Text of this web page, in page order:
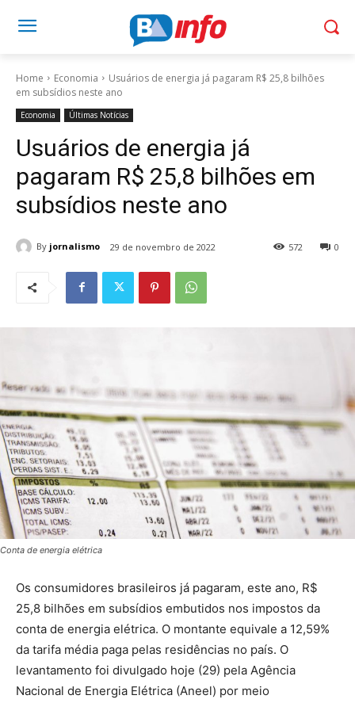
Home Economia
Usuários de energia já pagaram R$ 25,8 bilhões
em subsídios neste ano
Economia Últimas Notícias
Usuários de energia já
pagaram R$ 25,8 bilhões em
subsídios neste ano
By jornalismo 29 de novembro de 2022 0
572
Conta de energia elétrica
Os consumidores brasileiros já pagaram, este ano, R$
25,8 bilhões em subsídios embutidos nos impostos da
conta de energia elétrica. O montante equivale a 12,59%
da tarifa média paga pelas residências no país. O
levantamento foi divulgado hoje (29) pela Agência
Nacional de Energia Elétrica (Aneel) por meio